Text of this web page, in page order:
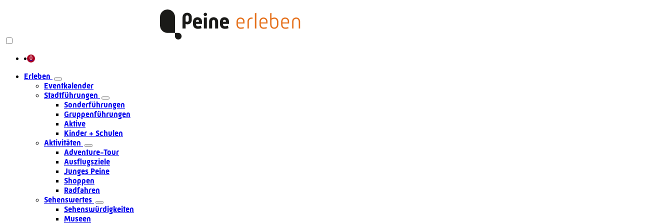
Erleben
Eventkalender
Stadtführungen
Sonderführungen
Gruppenführungen
Aktive
Kinder + Schulen
Aktivitäten
Adventure-Tour
Ausflugsziele
Junges Peine
Shoppen
Radfahren
Sehenswertes
Sehenswürdigkeiten
Museen